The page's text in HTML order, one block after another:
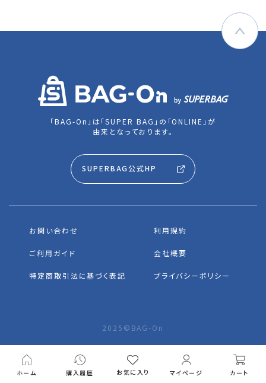
ホーム 購入履歴 お気に入り マイページ カート
「BAG-On」は「SUPER BAG」の「ONLINE」が
由来となっております。
SUPERBAG公式HP
2025©BAG-On
お問い合わせ
ご利用ガイド
特定商取引法に基づく表記
利用規約
会社概要
プライバシーポリシー